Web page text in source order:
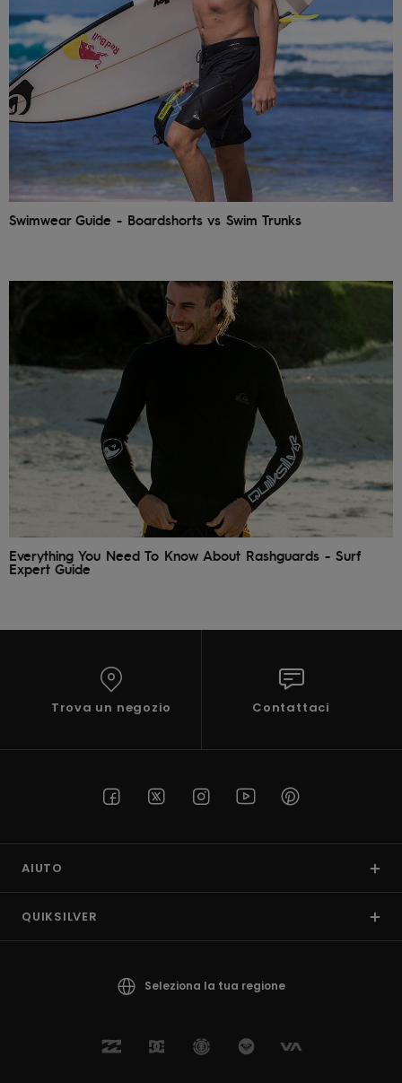
Swimwear Guide - Boardshorts vs Swim Trunks
Everything You Need To Know About Rashguards - Surf
Expert Guide
Trova un negozio Contattaci
AIUTO
QUIKSILVER
Seleziona la tua regione